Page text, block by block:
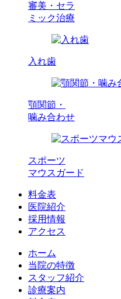
審美・セラ
ミック治療
入れ歯
顎関節・
噛み合わせ
スポーツ
マウスガード
料金表
医院紹介
採用情報
アクセス
ホーム
当院の特徴
スタッフ紹介
診療案内